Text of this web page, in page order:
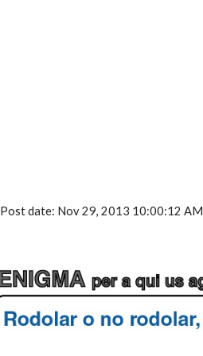
Post date: Nov 29, 2013 10:00:12 AM